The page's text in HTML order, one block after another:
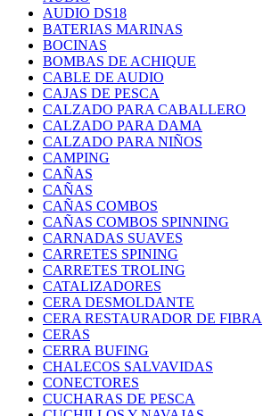
AUDIO DS18
BATERIAS MARINAS
BOCINAS
BOMBAS DE ACHIQUE
CABLE DE AUDIO
CAJAS DE PESCA
CALZADO PARA CABALLERO
CALZADO PARA DAMA
CALZADO PARA NIÑOS
CAMPING
CAÑAS
CAÑAS
CAÑAS COMBOS
CAÑAS COMBOS SPINNING
CARNADAS SUAVES
CARRETES SPINING
CARRETES TROLING
CATALIZADORES
CERA DESMOLDANTE
CERA RESTAURADOR DE FIBRA
CERAS
CERRA BUFING
CHALECOS SALVAVIDAS
CONECTORES
CUCHARAS DE PESCA